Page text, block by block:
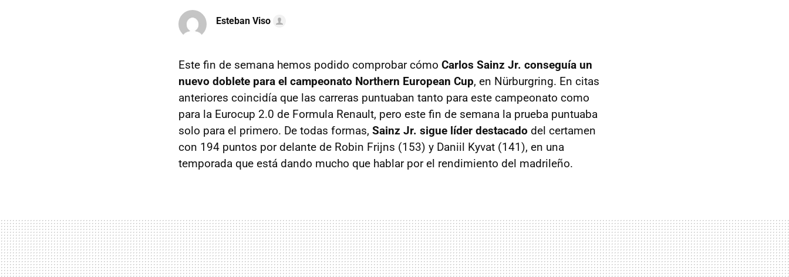
Esteban Viso
Este fin de semana hemos podido comprobar cómo Carlos Sainz Jr. conseguía un
nuevo doblete para el campeonato Northern European Cup, en Nürburgring. En citas
anteriores coincidía que las carreras puntuaban tanto para este campeonato como
para la Eurocup 2.0 de Formula Renault, pero este fin de semana la prueba puntuaba
solo para el primero. De todas formas, Sainz Jr. sigue líder destacado del certamen
con 194 puntos por delante de Robin Frijns (153) y Daniil Kyvat (141), en una
temporada que está dando mucho que hablar por el rendimiento del madrileño.